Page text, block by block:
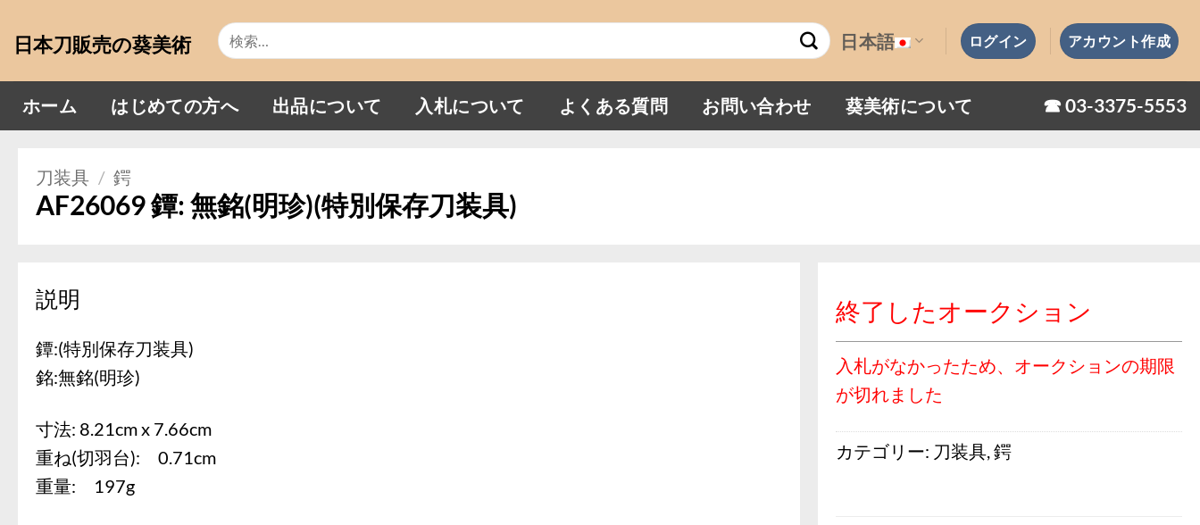
日本刀販売の葵美術
検
索
象:
日本語 ログイン アカウント作成
ホーム はじめての方へ 出品について 入札について よくある質問 お問い合わせ 葵美術について ☎︎ 03-3375-5553
刀装具 / 鍔
AF26069 鐔: 無銘(明珍)(特別保存刀装具)
説明
鐔:(特別保存刀装具)
銘:無銘(明珍)
寸法: 8.21cm x 7.66cm
重ね(切羽台): 0.71cm
重量: 197g
終了したオークション
入札がなかったため、オークションの期限
が切れました
カテゴリー: 刀装具 鍔